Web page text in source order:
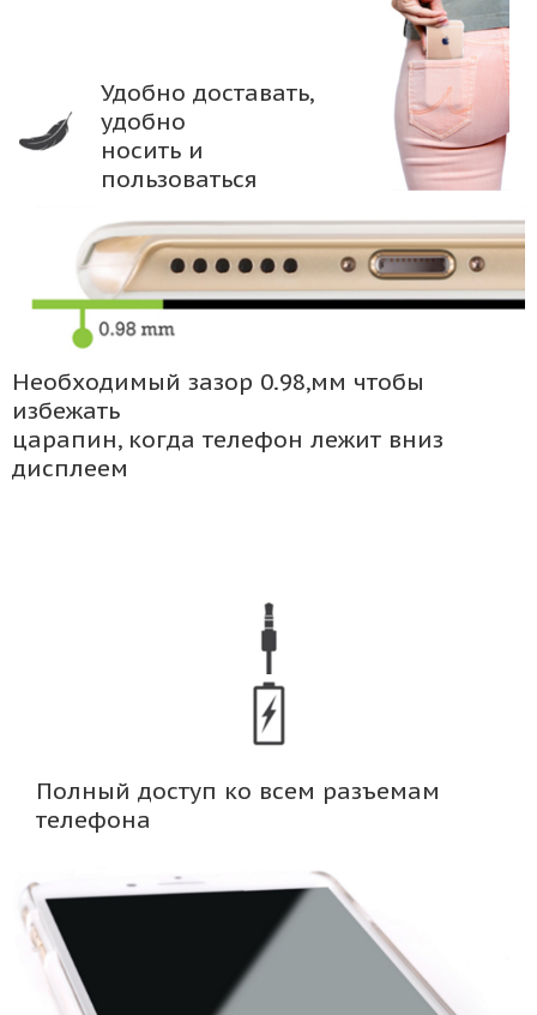
Удобно доставать,
удобно
носить и
пользоваться
Необходимый зазор 0.98,мм чтобы
избежать
царапин, когда телефон лежит вниз
дисплеем
Полный доступ ко всем разъемам
телефона